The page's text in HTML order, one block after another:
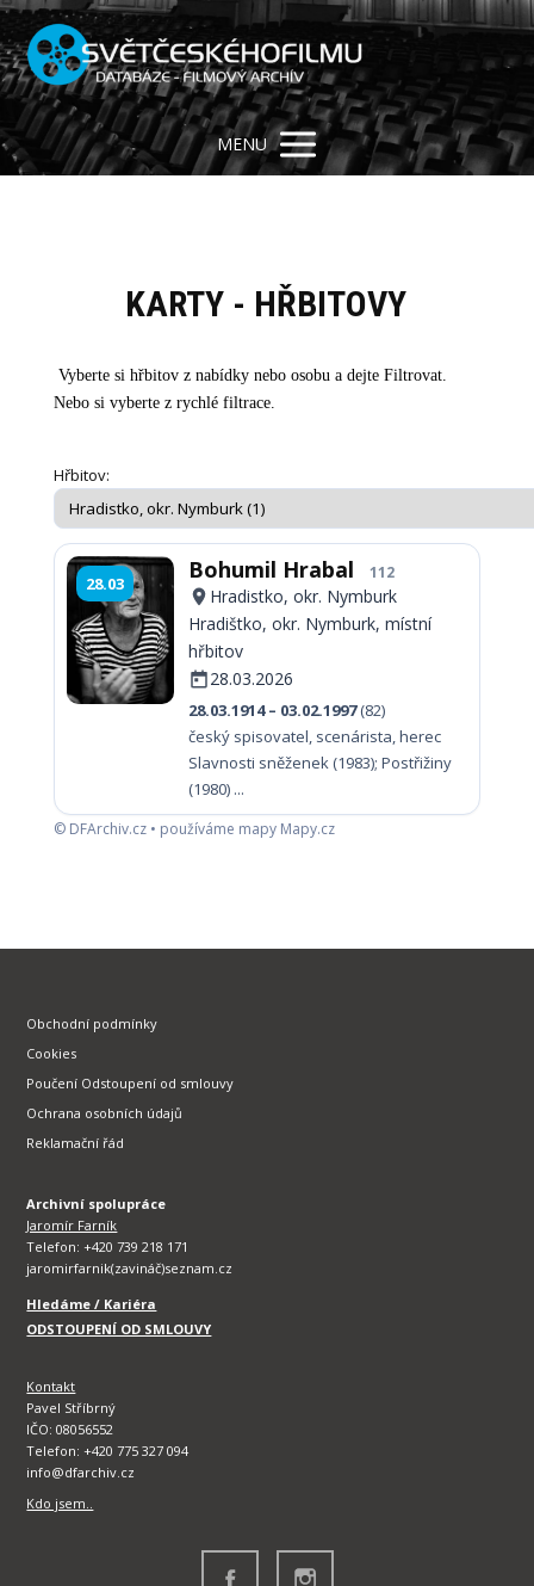
MENU
KARTY - HŘBITOVY
Vyberte si hřbitov z nabídky nebo osobu a dejte Filtrovat.
Nebo si vyberte z rychlé filtrace.
Hřbitov:
28.03 Bohumil Hrabal 112
Hradistko, okr. Nymburk
Hradištko, okr. Nymburk, místní
hřbitov
28.03.2026
28.03.1914 – 03.02.1997(82)
český spisovatel, scenárista, herec
Slavnosti sněženek (1983); Postřižiny
(1980) ...
© DFArchiv.cz • používáme mapy Mapy.cz
Obchodní podmínky
Cookies
Poučení Odstoupení od smlouvy
Ochrana osobních údajů
Reklamační řád
Archivní spolupráce
Jaromír Farník
Telefon: +420 739 218 171
jaromirfarnik(zavináč)seznam.cz
Hledáme / Kariéra
ODSTOUPENÍ OD SMLOUVY
Kontakt
Pavel Stříbrný
IČO: 08056552
Telefon: +420 775 327 094
info@dfarchiv.cz
Kdo jsem..